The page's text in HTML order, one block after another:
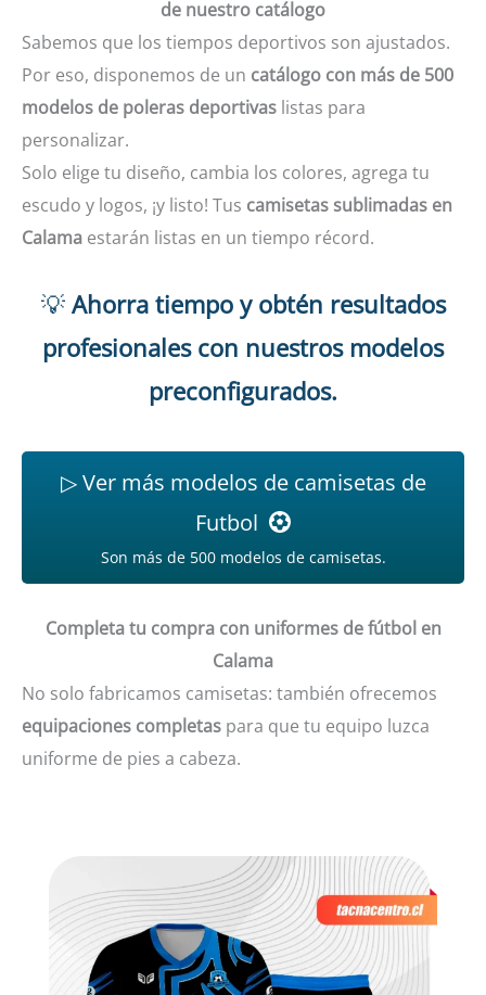
de nuestro catálogo
Sabemos que los tiempos deportivos son ajustados.
Por eso, disponemos de un catálogo con más de 500
modelos de poleras deportivas listas para
personalizar.
Solo elige tu diseño, cambia los colores, agrega tu
escudo y logos, ¡y listo! Tus camisetas sublimadas en
Calama estarán listas en un tiempo récord.
💡 Ahorra tiempo y obtén resultados
profesionales con nuestros modelos
preconfigurados.
▷ Ver más modelos de camisetas de
Futbol
Son más de 500 modelos de camisetas.
Completa tu compra con uniformes de fútbol en
Calama
No solo fabricamos camisetas: también ofrecemos
equipaciones completas para que tu equipo luzca
uniforme de pies a cabeza.